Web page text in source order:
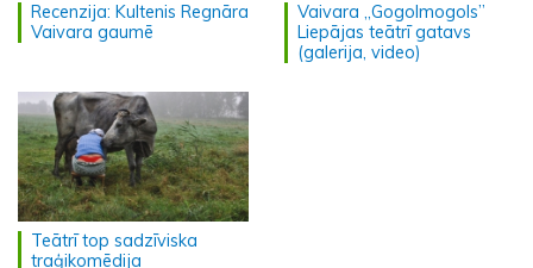
Recenzija: Kultenis Regnāra
Vaivara gaumē
Vaivara „Gogolmogols”
Liepājas teātrī gatavs
(galerija, video)
Teātrī top sadzīviska
traģikomēdija